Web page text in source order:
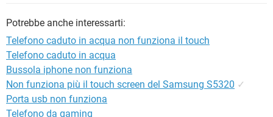
HARDWARE
Potrebbe anche interessarti:
Telefono caduto in acqua non funziona il touch
Telefono caduto in acqua
Bussola iphone non funziona
Non funziona più il touch screen del Samsung S5320 ✓
Porta usb non funziona
Telefono da gaming